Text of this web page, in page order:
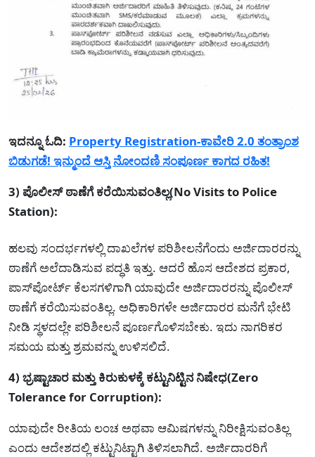
ಇದನ್ನೂ ಓದಿ: Property Registration-ಕಾವೇರಿ 2.0 ತಂತ್ರಾಂಶ
ಬಿಡುಗಡೆ! ಇನ್ಮುಂದೆ ಆಸ್ತಿ ನೋಂದಣಿ ಸಂಪೂರ್ಣ ಕಾಗದ ರಹಿತ!
3) ಪೊಲೀಸ್ ಠಾಣೆಗೆ ಕರೆಯಿಸುವಂತಿಲ್ಲ(No Visits to Police
Station):
ಹಲವು ಸಂದರ್ಭಗಳಲ್ಲಿ ದಾಖಲೆಗಳ ಪರಿಶೀಲನೆಗೆಂದು ಅರ್ಜಿದಾರರನ್ನು
ಠಾಣೆಗೆ ಅಲೆದಾಡಿಸುವ ಪದ್ಧತಿ ಇತ್ತು. ಆದರೆ ಹೊಸ ಆದೇಶದ ಪ್ರಕಾರ,
ಪಾಸ್‌ಪೋರ್ಟ್ ಕೆಲಸಗಳಿಗಾಗಿ ಯಾವುದೇ ಅರ್ಜಿದಾರರನ್ನು ಪೊಲೀಸ್
ಠಾಣೆಗೆ ಕರೆಯಿಸುವಂತಿಲ್ಲ. ಅಧಿಕಾರಿಗಳೇ ಅರ್ಜಿದಾರರ ಮನೆಗೆ ಭೇಟಿ
ನೀಡಿ ಸ್ಥಳದಲ್ಲೇ ಪರಿಶೀಲನೆ ಪೂರ್ಣಗೊಳಿಸಬೇಕು. ಇದು ನಾಗರಿಕರ
ಸಮಯ ಮತ್ತು ಶ್ರಮವನ್ನು ಉಳಿಸಲಿದೆ.
4) ಭ್ರಷ್ಟಾಚಾರ ಮತ್ತು ಕಿರುಕುಳಕ್ಕೆ ಕಟ್ಟುನಿಟ್ಟಿನ ನಿಷೇಧ(Zero
Tolerance for Corruption):
ಯಾವುದೇ ರೀತಿಯ ಲಂಚ ಅಥವಾ ಆಮಿಷಗಳನ್ನು ನಿರೀಕ್ಷಿಸುವಂತಿಲ್ಲ
ಎಂದು ಆದೇಶದಲ್ಲಿ ಕಟ್ಟುನಿಟ್ಟಾಗಿ ತಿಳಿಸಲಾಗಿದೆ. ಅರ್ಜಿದಾರರಿಗೆ